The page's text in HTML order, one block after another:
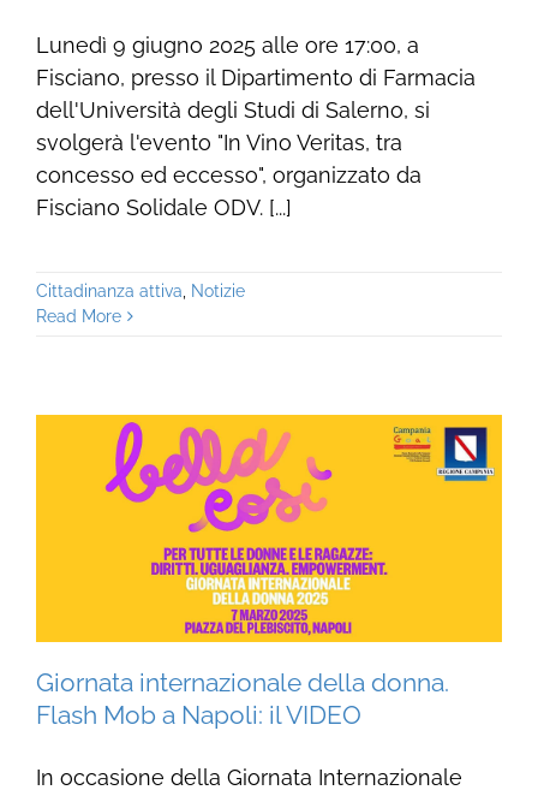
Lunedì 9 giugno 2025 alle ore 17:00, a
Fisciano, presso il Dipartimento di Farmacia
dell'Università degli Studi di Salerno, si
svolgerà l'evento "In Vino Veritas, tra
concesso ed eccesso", organizzato da
Fisciano Solidale ODV. [...]
Cittadinanza attiva
Notizie
Read More
Giornata internazionale della donna.
Flash Mob a Napoli: il VIDEO
In occasione della Giornata Internazionale